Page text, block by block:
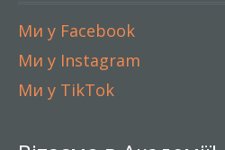
Ми у Facebook
Ми у Instagram
Ми у TikTok